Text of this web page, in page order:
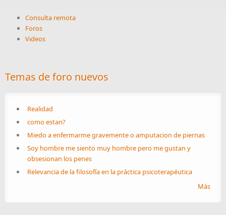
Consulta remota
Foros
Videos
Temas de foro nuevos
Realidad
como estan?
Miedo a enfermarme gravemente o amputacion de piernas
Soy hombre me siento muy hombre pero me gustan y
obsesionan los penes
Relevancia de la filosofía en la práctica psicoterapéutica
Más